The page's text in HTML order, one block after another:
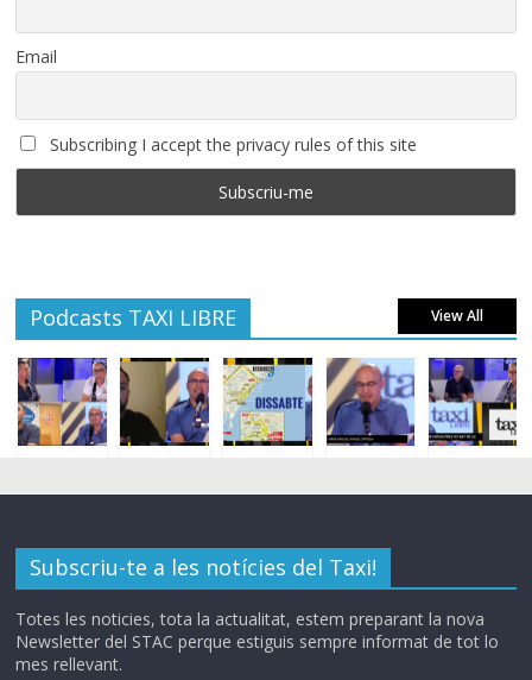
Email
Subscribing I accept the privacy rules of this site
Podcasts TAXI LIBRE View All
Subscriu-te a les notícies del Taxi!
Totes les noticies, tota la actualitat, estem preparant la nova
Newsletter del STAC perque estiguis sempre informat de tot lo
mes rellevant.